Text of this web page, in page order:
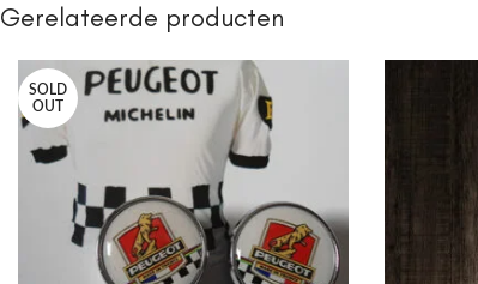
Gerelateerde producten
SOLD
OUT